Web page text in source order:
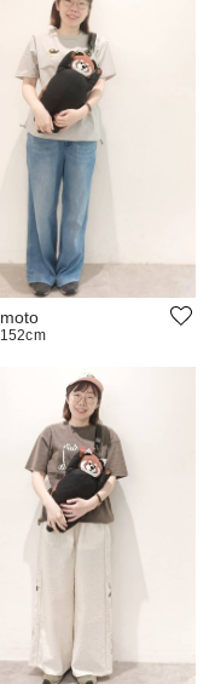
moto
152cm